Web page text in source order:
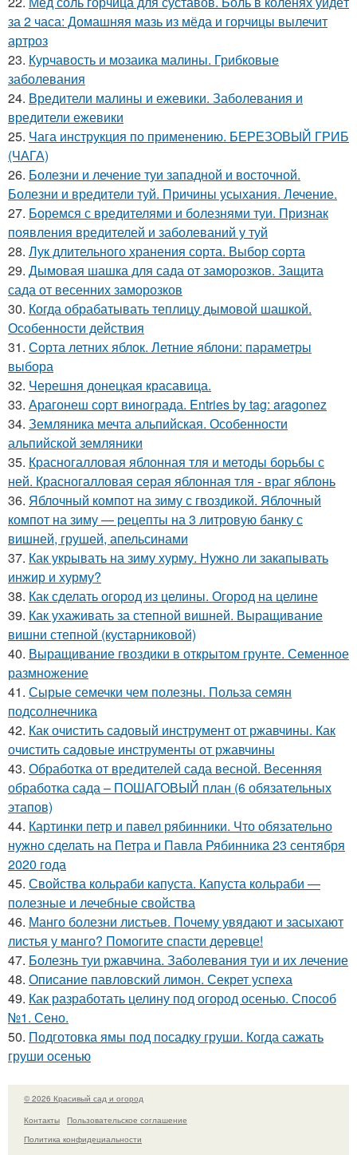
за 2 часа: Домашняя мазь из мёда и горчицы вылечит
артроз
23. Курчавость и мозаика малины. Грибковые
заболевания
24. Вредители малины и ежевики. Заболевания и
вредители ежевики
25. Чага инструкция по применению. БЕРЕЗОВЫЙ ГРИБ
(ЧАГА)
26. Болезни и лечение туи западной и восточной.
Болезни и вредители туй. Причины усыхания. Лечение.
27. Боремся с вредителями и болезнями туи. Признак
появления вредителей и заболеваний у туй
28. Лук длительного хранения сорта. Выбор сорта
29. Дымовая шашка для сада от заморозков. Защита
сада от весенних заморозков
30. Когда обрабатывать теплицу дымовой шашкой.
Особенности действия
31. Сорта летних яблок. Летние яблони: параметры
выбора
32. Черешня донецкая красавица.
33. Арагонеш сорт винограда. Entries by tag: aragonez
34. Земляника мечта альпийская. Особенности
альпийской земляники
35. Красногалловая яблонная тля и методы борьбы с
ней. Красногалловая серая яблонная тля - враг яблонь
36. Яблочный компот на зиму с гвоздикой. Яблочный
компот на зиму — рецепты на 3 литровую банку с
вишней, грушей, апельсинами
37. Как укрывать на зиму хурму. Нужно ли закапывать
инжир и хурму?
38. Как сделать огород из целины. Огород на целине
39. Как ухаживать за степной вишней. Выращивание
вишни степной (кустарниковой)
40. Выращивание гвоздики в открытом грунте. Семенное
размножение
41. Сырые семечки чем полезны. Польза семян
подсолнечника
42. Как очистить садовый инструмент от ржавчины. Как
очистить садовые инструменты от ржавчины
43. Обработка от вредителей сада весной. Весенняя
обработка сада – ПОШАГОВЫЙ план (6 обязательных
этапов)
44. Картинки петр и павел рябинники. Что обязательно
нужно сделать на Петра и Павла Рябинника 23 сентября
2020 года
45. Свойства кольраби капуста. Капуста кольраби —
полезные и лечебные свойства
46. Манго болезни листьев. Почему увядают и засыхают
листья у манго? Помогите спасти деревце!
47. Болезнь туи ржавчина. Заболевания туи и их лечение
48. Описание павловский лимон. Секрет успеха
49. Как разработать целину под огород осенью. Способ
№1. Сено.
50. Подготовка ямы под посадку груши. Когда сажать
груши осенью
© 2026 Красивый сад и огород
Контакты
Пользовательское соглашение
Политика конфидециальности